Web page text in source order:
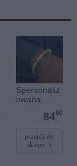
Spersonaliz
owana
bransoletka
szlachetnym
i - Szary - M
84,
00
przejdź do
sklepu